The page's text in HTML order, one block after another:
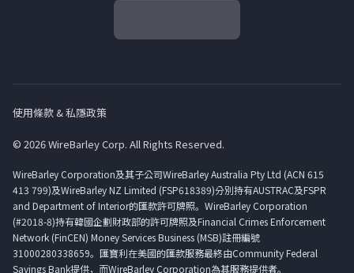
使用條款 & 私隱政策
© 2026 WireBarley Corp. All Rights Reserved.
WireBarley Corporation及其子公司WireBarley Australia Pty Ltd (ACN 615
413 799)及WireBarley NZ Limited (FSP618389)分別持有AUSTRAC及FSPR
and Department of Interior的匯款許可牌照。WireBarley Corporation
(#2018-8)持有韓國企劃財政部的許可牌照及Financial Crimes Enforcement
Network (FinCEN) Money Services Business (MSB)註冊編號
31000280338659。匯寶利在美國的匯款服務最終由Community Federal
Savings Bank提供，而WireBarley Corporation為其服務提供者。